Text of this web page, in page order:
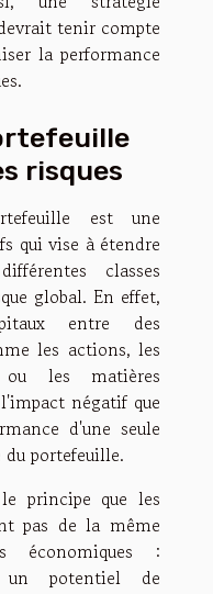
tenir compte
la performance
risques
est une
qui vise à étendre
classes
global. En effet,
entre des
les actions, les
ou les matières
négatif que
d'une seule
du portefeuille.
principe que les
pas de la même
économiques :
un potentiel de